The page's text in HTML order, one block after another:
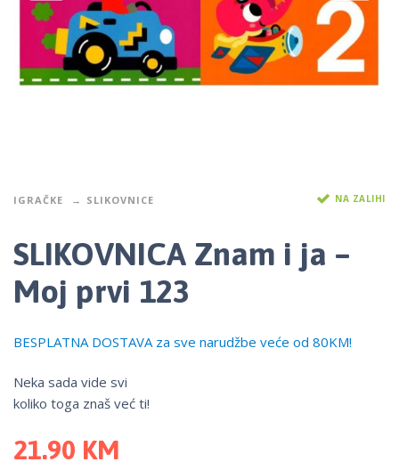
IGRAČKE SLIKOVNICE NA ZALIHI
SLIKOVNICA Znam i ja –
Moj prvi 123
BESPLATNA DOSTAVA za sve narudžbe veće od 80KM!
Neka sada vide svi
koliko toga znaš već ti!
21.90 KM